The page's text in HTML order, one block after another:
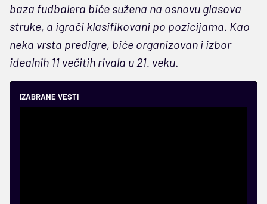
baza fudbalera biće sužena na osnovu glasova
struke, a igrači klasifikovani po pozicijama. Kao
neka vrsta predigre, biće organizovan i izbor
idealnih 11 večitih rivala u 21. veku.
IZABRANE VESTI